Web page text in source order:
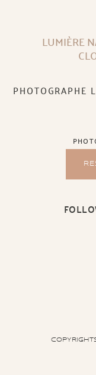
LUMIÈRE
PHOTOGRAPHE